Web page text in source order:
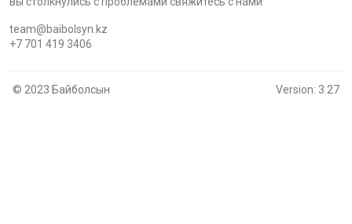
team@baibolsyn.kz
+7 701 419 3406
© 2023 Байболсын Version: 3.27